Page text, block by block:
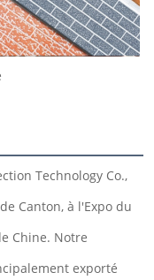
Technology Co.,
Canton, à l'Expo du
Chine. Notre
exporté